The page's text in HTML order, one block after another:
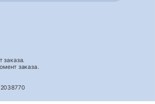
заказа.
заказа.